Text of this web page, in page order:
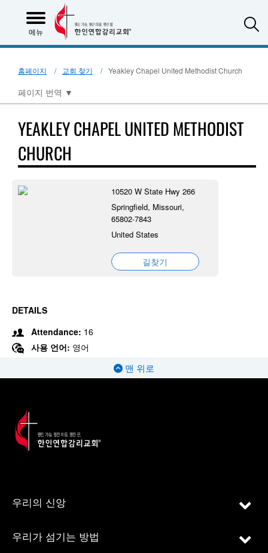
메뉴
홈페이지 교회 찾기 Yeakley Chapel United Methodist Church
페이지 번역 ▼
YEAKLEY CHAPEL UNITED METHODIST
CHURCH
10520 W State Hwy 266
Springfield, Missouri,
65802-7843
United States
길찾기
DETAILS
Attendance: 16
사용 언어: 영어
맨 위로
우리의 신앙
우리가 섬기는 방법